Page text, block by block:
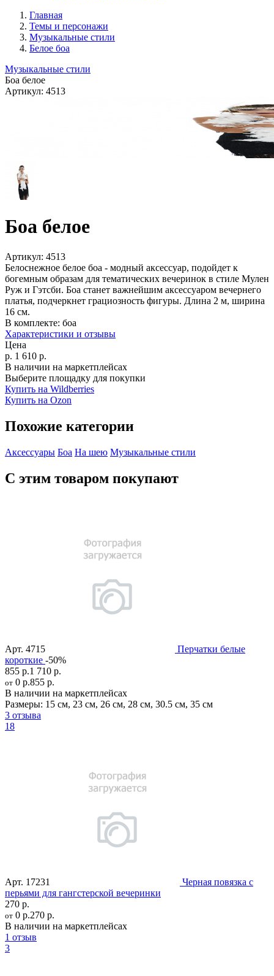
Главная
Темы и персонажи
Музыкальные стили
Белое боа
Музыкальные стили
Боа белое
Артикул: 4513
Боа белое
Артикул: 4513
Белоснежное белое боа - модный аксессуар, подойдет к
богемным образам для тематических вечеринок в стиле Мулен
Руж и Гэтсби. Боа станет важнейшим аксессуаром вечернего
платья, подчеркнет грациозность фигуры. Длина 2 м, ширина
16 см.
В комплекте: боа
Характеристики и отзывы
Цена
р. 1 610 р.
В наличии на маркетплейсах
Выберите площадку для покупки
Купить на Wildberries
Купить на Ozon
Похожие категории
Аксессуары Боа На шею Музыкальные стили
С этим товаром покупают
Арт. 4715
Перчатки белые
короткие -50%
855 р.1 710 р.
от 0 р.855 р.
В наличии на маркетплейсах
Размеры: 15 см, 23 см, 26 см, 28 см, 30.5 см, 35 см
3 отзыва
18
Арт. 17231
Черная повязка с
перьями для гангстерской вечеринки
270 р.
от 0 р.270 р.
В наличии на маркетплейсах
1 отзыв
3